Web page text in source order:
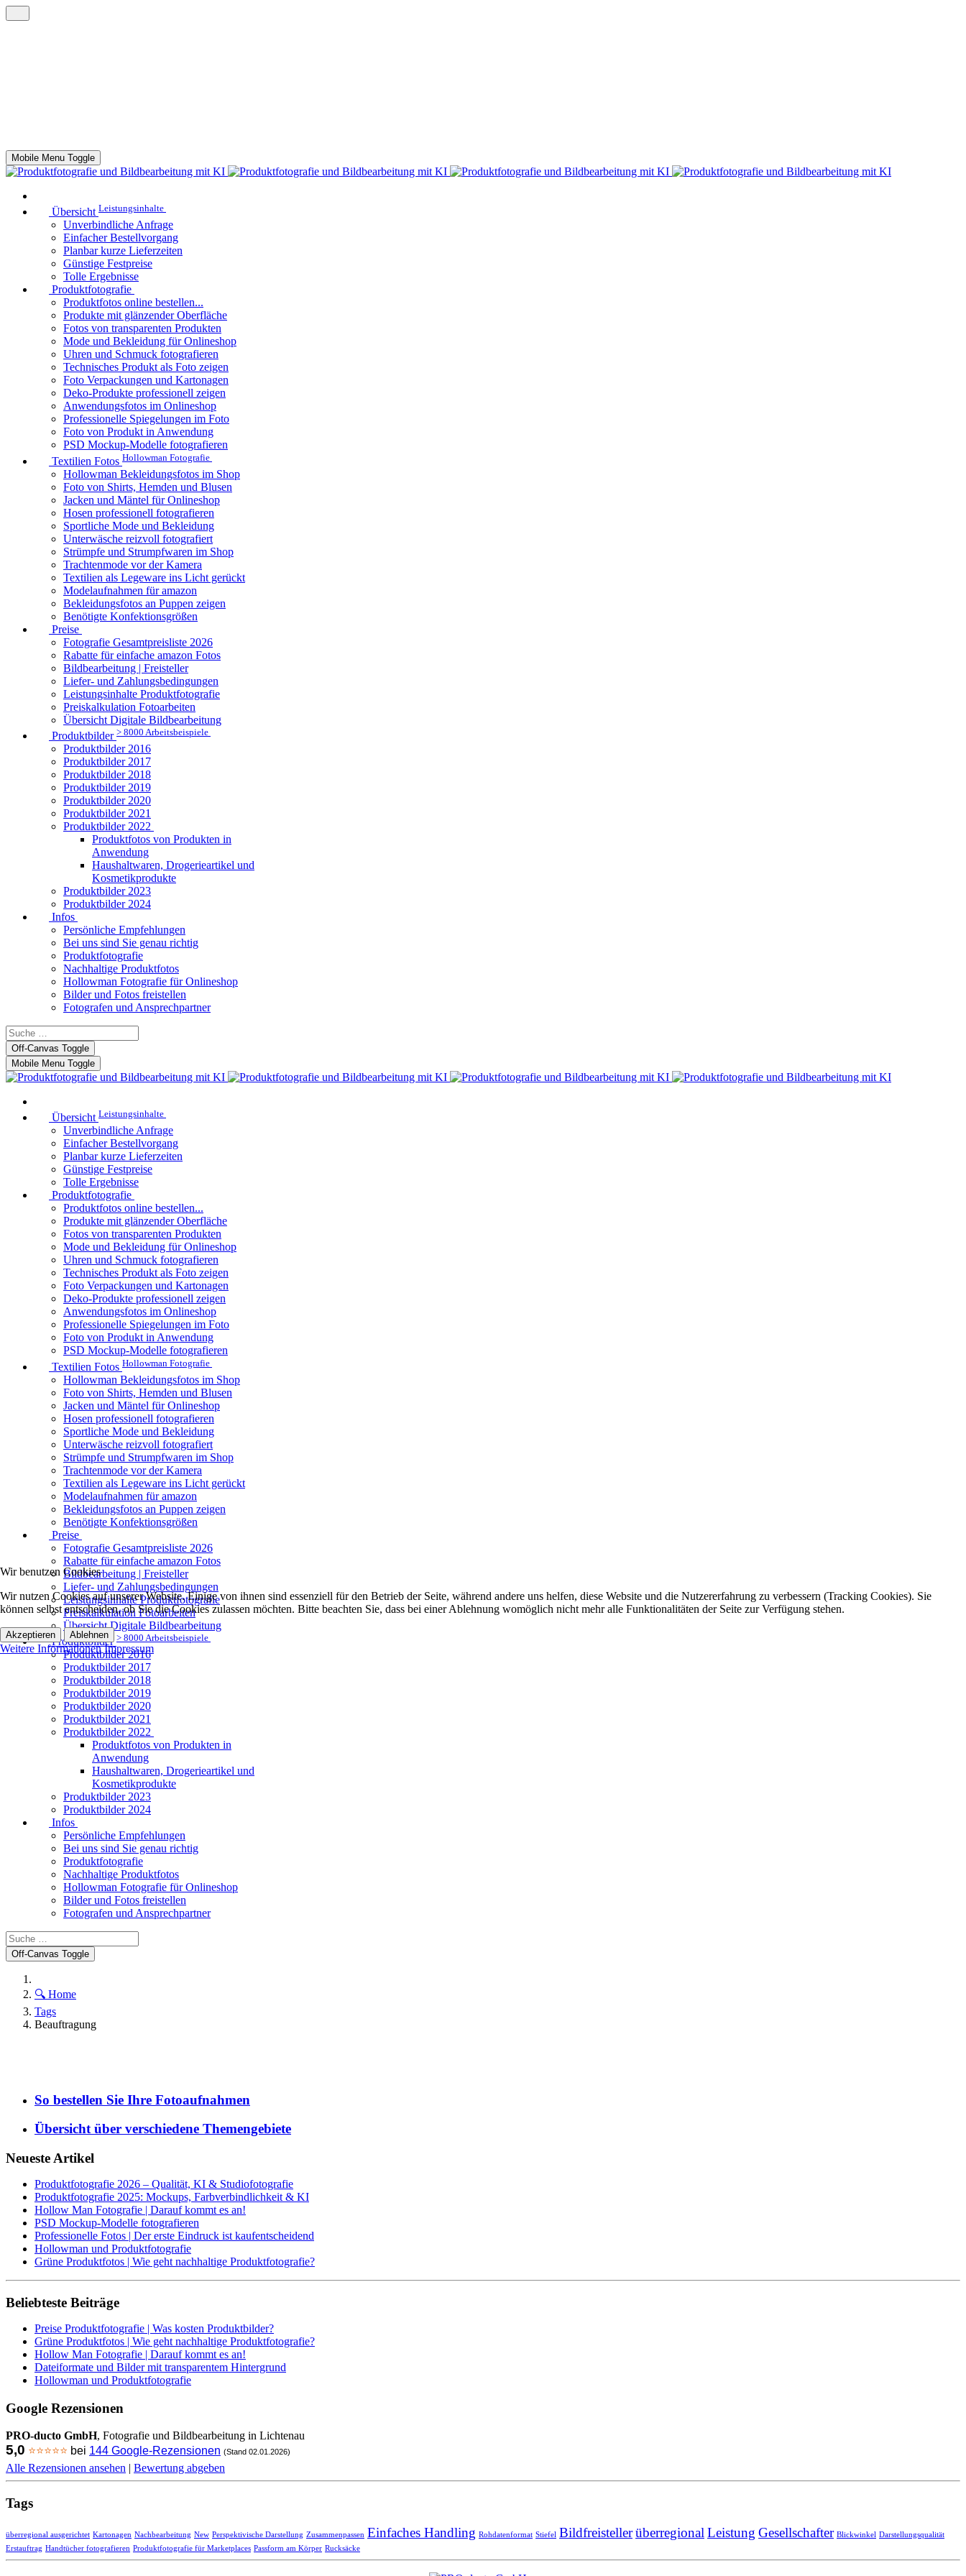
Mobile Menu Toggle
Übersicht Leistungsinhalte
Unverbindliche Anfrage
Einfacher Bestellvorgang
Planbar kurze Lieferzeiten
Günstige Festpreise
Tolle Ergebnisse
Produktfotografie
Produktfotos online bestellen...
Produkte mit glänzender Oberfläche
Fotos von transparenten Produkten
Mode und Bekleidung für Onlineshop
Uhren und Schmuck fotografieren
Technisches Produkt als Foto zeigen
Foto Verpackungen und Kartonagen
Deko-Produkte professionell zeigen
Anwendungsfotos im Onlineshop
Professionelle Spiegelungen im Foto
Foto von Produkt in Anwendung
PSD Mockup-Modelle fotografieren
Textilien Fotos Hollowman Fotografie
Hollowman Bekleidungsfotos im Shop
Foto von Shirts, Hemden und Blusen
Jacken und Mäntel für Onlineshop
Hosen professionell fotografieren
Sportliche Mode und Bekleidung
Unterwäsche reizvoll fotografiert
Strümpfe und Strumpfwaren im Shop
Trachtenmode vor der Kamera
Textilien als Legeware ins Licht gerückt
Modelaufnahmen für amazon
Bekleidungsfotos an Puppen zeigen
Benötigte Konfektionsgrößen
Preise
Fotografie Gesamtpreisliste 2026
Rabatte für einfache amazon Fotos
Bildbearbeitung | Freisteller
Liefer- und Zahlungsbedingungen
Leistungsinhalte Produktfotografie
Preiskalkulation Fotoarbeiten
Übersicht Digitale Bildbearbeitung
Produktbilder > 8000 Arbeitsbeispiele
Produktbilder 2016
Produktbilder 2017
Produktbilder 2018
Produktbilder 2019
Produktbilder 2020
Produktbilder 2021
Produktbilder 2022
Produktfotos von Produkten in
Anwendung
Haushaltwaren, Drogerieartikel und
Kosmetikprodukte
Produktbilder 2023
Produktbilder 2024
Infos
Persönliche Empfehlungen
Bei uns sind Sie genau richtig
Produktfotografie
Nachhaltige Produktfotos
Hollowman Fotografie für Onlineshop
Bilder und Fotos freistellen
Fotografen und Ansprechpartner
Off-Canvas Toggle
Mobile Menu Toggle
Übersicht Leistungsinhalte
Unverbindliche Anfrage
Einfacher Bestellvorgang
Planbar kurze Lieferzeiten
Günstige Festpreise
Tolle Ergebnisse
Produktfotografie
Produktfotos online bestellen...
Produkte mit glänzender Oberfläche
Fotos von transparenten Produkten
Mode und Bekleidung für Onlineshop
Uhren und Schmuck fotografieren
Technisches Produkt als Foto zeigen
Foto Verpackungen und Kartonagen
Deko-Produkte professionell zeigen
Anwendungsfotos im Onlineshop
Professionelle Spiegelungen im Foto
Foto von Produkt in Anwendung
PSD Mockup-Modelle fotografieren
Textilien Fotos Hollowman Fotografie
Hollowman Bekleidungsfotos im Shop
Foto von Shirts, Hemden und Blusen
Jacken und Mäntel für Onlineshop
Hosen professionell fotografieren
Sportliche Mode und Bekleidung
Unterwäsche reizvoll fotografiert
Strümpfe und Strumpfwaren im Shop
Trachtenmode vor der Kamera
Textilien als Legeware ins Licht gerückt
Modelaufnahmen für amazon
Bekleidungsfotos an Puppen zeigen
Benötigte Konfektionsgrößen
Preise
Fotografie Gesamtpreisliste 2026
Rabatte für einfache amazon Fotos
Bildbearbeitung | Freisteller
Liefer- und Zahlungsbedingungen
Leistungsinhalte Produktfotografie
Preiskalkulation Fotoarbeiten
Übersicht Digitale Bildbearbeitung
Produktbilder > 8000 Arbeitsbeispiele
Produktbilder 2016
Produktbilder 2017
Produktbilder 2018
Produktbilder 2019
Produktbilder 2020
Produktbilder 2021
Produktbilder 2022
Produktfotos von Produkten in
Anwendung
Haushaltwaren, Drogerieartikel und
Kosmetikprodukte
Produktbilder 2023
Produktbilder 2024
Infos
Persönliche Empfehlungen
Bei uns sind Sie genau richtig
Produktfotografie
Nachhaltige Produktfotos
Hollowman Fotografie für Onlineshop
Bilder und Fotos freistellen
Fotografen und Ansprechpartner
Off-Canvas Toggle
🔍 Home
Tags
Beauftragung
So bestellen Sie Ihre Fotoaufnahmen
Übersicht über verschiedene Themengebiete
Neueste Artikel
Produktfotografie 2026 – Qualität, KI & Studiofotografie
Produktfotografie 2025: Mockups, Farbverbindlichkeit & KI
Hollow Man Fotografie | Darauf kommt es an!
PSD Mockup-Modelle fotografieren
Professionelle Fotos | Der erste Eindruck ist kaufentscheidend
Hollowman und Produktfotografie
Grüne Produktfotos | Wie geht nachhaltige Produktfotografie?
Beliebteste Beiträge
Preise Produktfotografie | Was kosten Produktbilder?
Grüne Produktfotos | Wie geht nachhaltige Produktfotografie?
Hollow Man Fotografie | Darauf kommt es an!
Dateiformate und Bilder mit transparentem Hintergrund
Hollowman und Produktfotografie
Google Rezensionen
PRO-ducto GmbH, Fotografie und Bildbearbeitung in Lichtenau
5,0 ⭐⭐⭐⭐⭐ bei 144 Google-Rezensionen (Stand 02.01.2026)
Alle Rezensionen ansehen | Bewertung abgeben
Tags
überregional ausgerichtet Kartonagen Nachbearbeitung New Perspektivische Darstellung Zusammenpassen Einfaches Handling Rohdatenformat Stiefel Bildfreistellerüberregional Leistung Gesellschafter Blickwinkel Darstellungsqualität
Erstauftrag Handtücher fotografieren Produktfotografie für Marketplaces Passform am Körper Rucksäcke
Wir benutzen Cookies
Wir nutzen Cookies auf unserer Website. Einige von ihnen sind essenziell für den Betrieb der Seite, während andere uns helfen, diese Website und die Nutzererfahrung zu verbessern (Tracking Cookies). Sie
können selbst entscheiden, ob Sie die Cookies zulassen möchten. Bitte beachten Sie, dass bei einer Ablehnung womöglich nicht mehr alle Funktionalitäten der Seite zur Verfügung stehen.
Akzeptieren Ablehnen
Weitere Informationen Impressum